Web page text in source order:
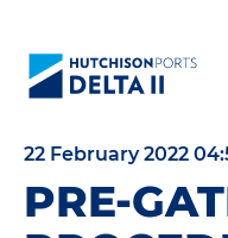
22 February 2022
PRE-